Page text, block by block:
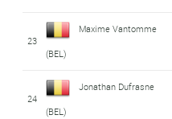
23
Maxime Vantomme
(BEL)
24
Jonathan Dufrasne
(BEL)